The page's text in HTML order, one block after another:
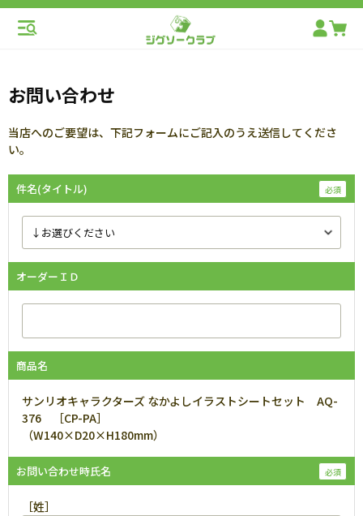
お問い合わせ
当店へのご要望は、下記フォームにご記入のうえ送信してくださ
い。
件名(タイトル)
オーダーＩＤ
商品名
サンリオキャラクターズ なかよしイラストシートセット AQ-
376 ［CP-PA］
（W140×D20×H180mm）
お問い合わせ時氏名
［姓］